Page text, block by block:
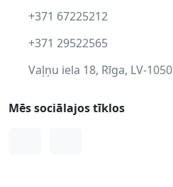
+371 67225212
+371 29522565
Vaļņu iela 18, Rīga, LV-1050
Mēs sociālajos tīklos